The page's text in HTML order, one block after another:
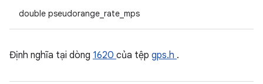
double pseudorange_rate_mps
Định nghĩa tại dòng 1620 của tệp gps.h .